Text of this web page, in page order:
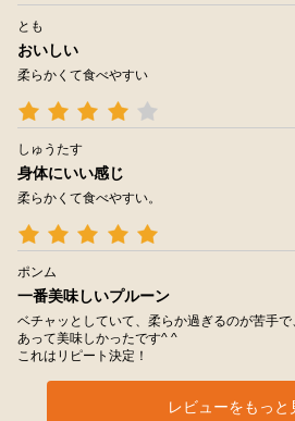
とも
おいしい
柔らかくて食べやすい
しゅうたす
身体にいい感じ
柔らかくて食べやすい。
ポンム
一番美味しいプルーン
ベチャッとしていて、柔らか過ぎるのが苦手
あって美味しかったです^ ^
これはリピート決定！
レビューをもっと